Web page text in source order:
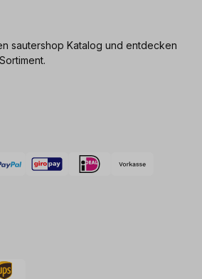
sautershop Katalog und entdecken